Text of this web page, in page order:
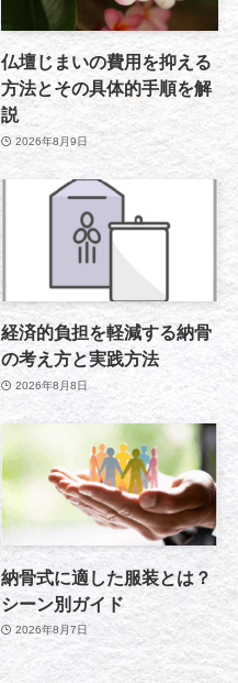
仏壇じまいの費用を抑える
方法とその具体的手順を解
説
2026年8月9日
経済的負担を軽減する納骨
の考え方と実践方法
2026年8月8日
納骨式に適した服装とは？
シーン別ガイド
2026年8月7日